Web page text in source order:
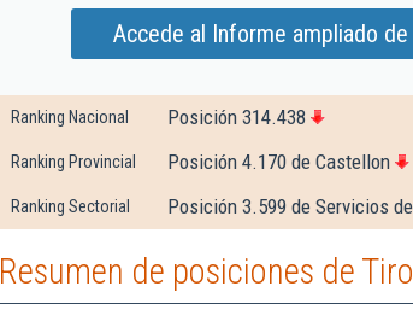
Accede al Informe ampliado
Ranking Nacional Posición 314.438
Ranking Provincial Posición 4.170 de Castellon
Ranking Sectorial Posición 3.599 de Servicios
Resumen de posiciones de